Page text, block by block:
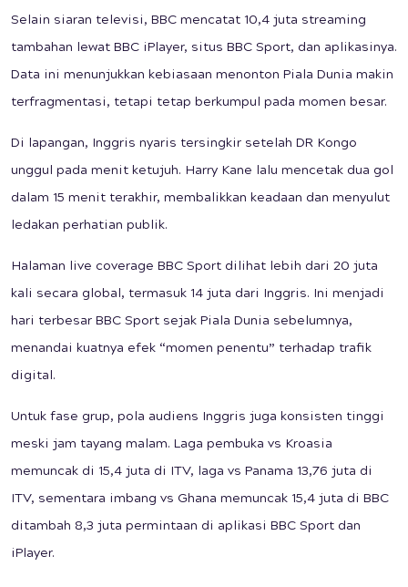
Selain siaran televisi, BBC mencatat 10,4 juta streaming
tambahan lewat BBC iPlayer, situs BBC Sport, dan aplikasinya.
Data ini menunjukkan kebiasaan menonton Piala Dunia makin
terfragmentasi, tetapi tetap berkumpul pada momen besar.
Di lapangan, Inggris nyaris tersingkir setelah DR Kongo
unggul pada menit ketujuh. Harry Kane lalu mencetak dua gol
dalam 15 menit terakhir, membalikkan keadaan dan menyulut
ledakan perhatian publik.
Halaman live coverage BBC Sport dilihat lebih dari 20 juta
kali secara global, termasuk 14 juta dari Inggris. Ini menjadi
hari terbesar BBC Sport sejak Piala Dunia sebelumnya,
menandai kuatnya efek “momen penentu” terhadap trafik
digital.
Untuk fase grup, pola audiens Inggris juga konsisten tinggi
meski jam tayang malam. Laga pembuka vs Kroasia
memuncak di 15,4 juta di ITV, laga vs Panama 13,76 juta di
ITV, sementara imbang vs Ghana memuncak 15,4 juta di BBC
ditambah 8,3 juta permintaan di aplikasi BBC Sport dan
iPlayer.